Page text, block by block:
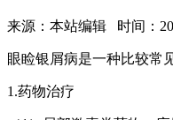
来源：本站编辑 时间：
眼睑银屑病是一种比较常
1.药物治疗